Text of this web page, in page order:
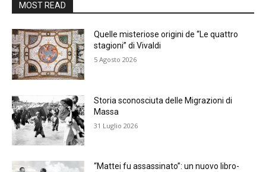
MOST READ
Quelle misteriose origini de “Le quattro
stagioni” di Vivaldi
5 Agosto 2026
Storia sconosciuta delle Migrazioni di
Massa
31 Luglio 2026
“Mattei fu assassinato”: un nuovo libro-